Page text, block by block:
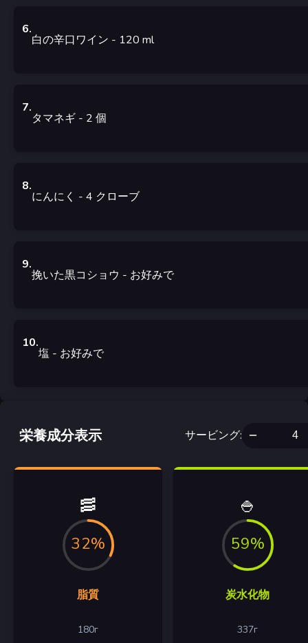
6.
白の辛口ワイン - 120 ml
7.
タマネギ - 2 個
8.
にんにく - 4 クローブ
9.
挽いた黒コショウ - お好みで
10.
塩 - お好みで
栄養成分表示 サービング:
🥓
32%
脂質
180г
🍚
59%
炭水化物
337г